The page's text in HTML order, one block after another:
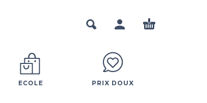
ECOLE PRIX DOUX